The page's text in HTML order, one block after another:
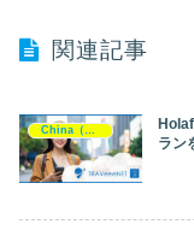
関連記事
China（中国）
ラン